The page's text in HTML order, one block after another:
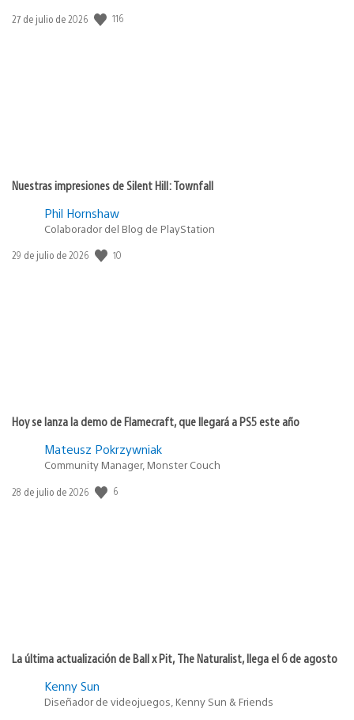
Fecha
27 de julio de 2026 116
Nuestras impresiones de Silent Hill: Townfall
Phil Hornshaw
Colaborador del Blog de PlayStation
Fecha
29 de julio de 2026 10
Hoy se lanza la demo de Flamecraft, que llegará a PS5 este año
Mateusz Pokrzywniak
Community Manager, Monster Couch
Fecha
28 de julio de 2026 6
La última actualización de Ball x Pit, The Naturalist, llega el 6 de agosto
Kenny Sun
Diseñador de videojuegos, Kenny Sun & Friends